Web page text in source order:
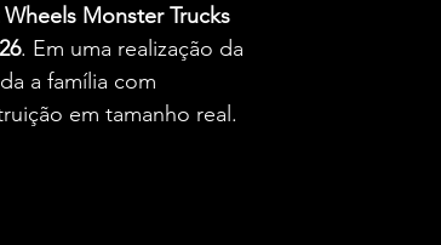
Monster Trucks
. Em uma realização da
a família com
em tamanho real.